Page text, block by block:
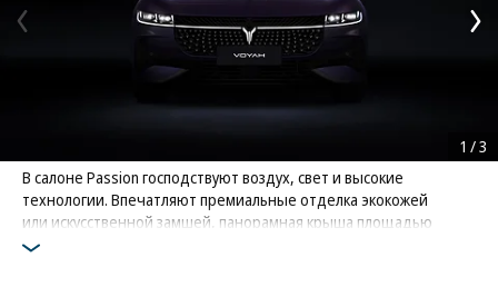
В салоне Passion господствуют воздух, свет и высокие
технологии. Впечатляют премиальные отделка экокожей
или искусственной замшей, панорамная крыша площадью
2,18 кв. м со шторой с электроприводом и аудиосистема
1 /3